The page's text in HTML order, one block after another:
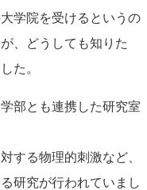
学院を受けるというの
、どうしても知りた
た。
部とも連携した研究室
する物理的刺激など、
研究が行われていまし